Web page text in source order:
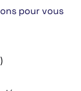
pour vous